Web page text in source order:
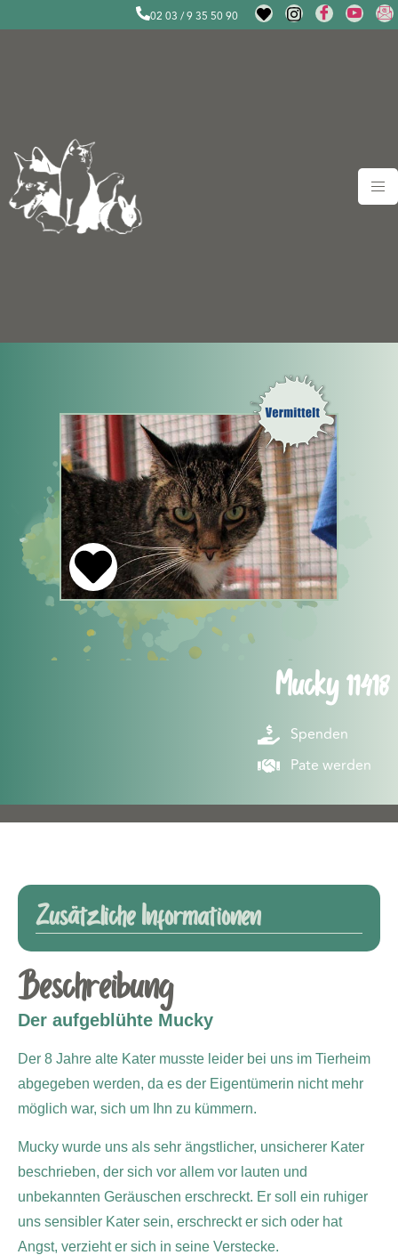
02 03 / 9 35 50 90
Mucky 11418
Spenden
Pate werden
Zusätzliche Informationen
Beschreibung
Der aufgeblühte Mucky
Der 8 Jahre alte Kater musste leider bei uns im Tierheim
abgegeben werden, da es der Eigentümerin nicht mehr
möglich war, sich um Ihn zu kümmern.
Mucky wurde uns als sehr ängstlicher, unsicherer Kater
beschrieben, der sich vor allem vor lauten und
unbekannten Geräuschen erschreckt. Er soll ein ruhiger
uns sensibler Kater sein, erschreckt er sich oder hat
Angst, verzieht er sich in seine Verstecke.